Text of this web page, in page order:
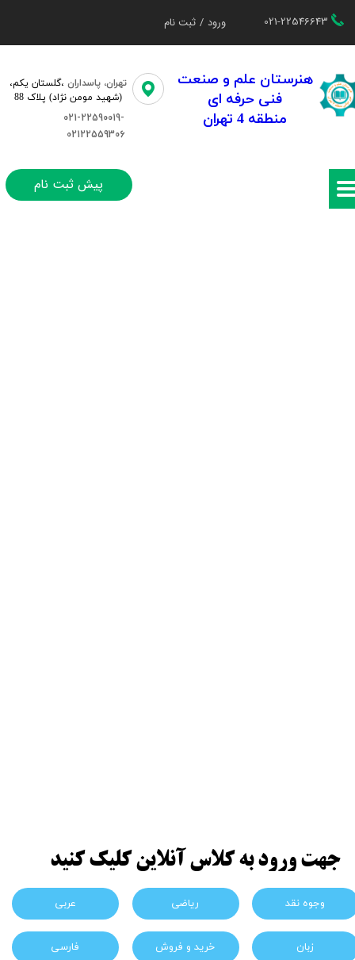
021-22546643 ورود / ثبت نام
تغییر گذر واژه
سفارشات
هنرستان علم و صنعت
فنی حرفه ای
منطقه 4 تهران
تهران، پاسداران ،گلستان یکم،​​
(شهید مومن نژاد) پلاک 88
021-22590019-
02122559306
پیش ثبت نام
وجوه نقد ریاضی عربی
زبان خرید و فروش فارسی
جهت ورود به کلاس آنلاین کلیک کنید